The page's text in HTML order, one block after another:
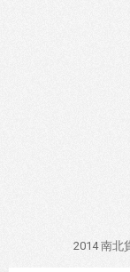
2014 南北